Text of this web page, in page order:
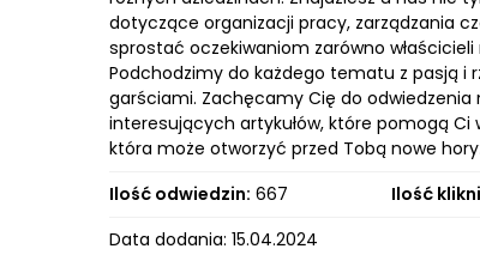
dotyczące organizacji pracy, zarządzania
sprostać oczekiwaniom zarówno
Podchodzimy do każdego tematu z pasją i
garściami. Zachęcamy Cię do odwiedzenia
interesujących artykułów, które pomogą Ci
która może otworzyć przed Tobą nowe
Ilość odwiedzin: 667 Ilość
Data dodania: 15.04.2024